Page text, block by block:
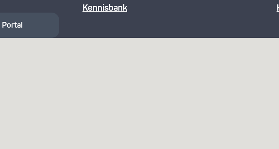
Portal
Kennisbank